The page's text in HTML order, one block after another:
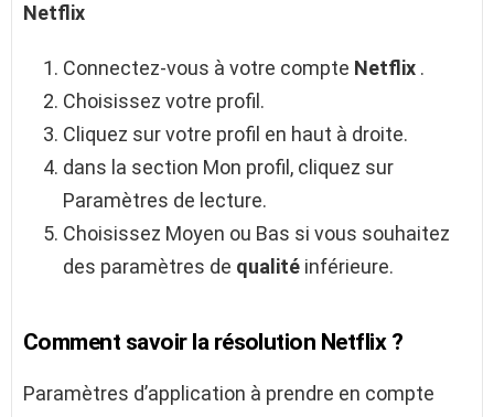
Netflix
Connectez-vous à votre compte Netflix .
Choisissez votre profil.
Cliquez sur votre profil en haut à droite.
dans la section Mon profil, cliquez sur
Paramètres de lecture.
Choisissez Moyen ou Bas si vous souhaitez
des paramètres de qualité inférieure.
Comment savoir la résolution Netflix ?
Paramètres d’application à prendre en compte